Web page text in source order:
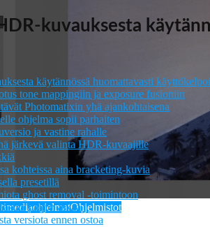
Ohjelmistot
kuvauksesta
käytännössä huomattavasti
tone mappingiin ja exposure fusioniin
Photomatixin yhä ajankohtaisena
ohjelma sopii parhaiten
ja vastine rahalle
järkevä valinta HDR-kuvaajille
kohteissa aina bracketing-kuvia
presetillä
ghost removal -toimintoon
paljon aikaa
versiota ennen ostoa